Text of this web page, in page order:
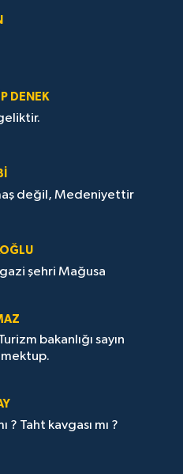
DENEK
değil, Medeniyettir
şehri Mağusa
bakanlığı sayın
mektup.
? Taht kavgası mı ?